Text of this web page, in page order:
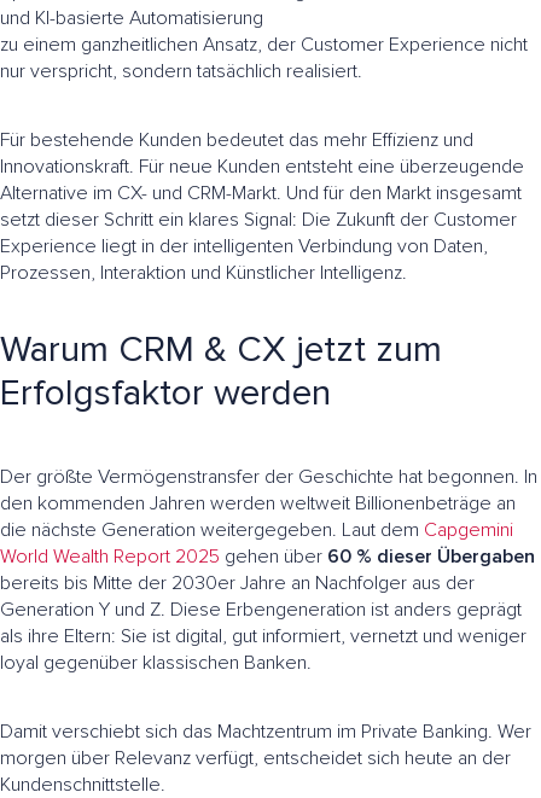
und KI-basierte Automatisierung
zu einem ganzheitlichen Ansatz, der Customer Experience nicht
nur verspricht, sondern tatsächlich realisiert.
Für bestehende Kunden bedeutet das mehr Effizienz und
Innovationskraft. Für neue Kunden entsteht eine überzeugende
Alternative im CX- und CRM-Markt. Und für den Markt insgesamt
setzt dieser Schritt ein klares Signal: Die Zukunft der Customer
Experience liegt in der intelligenten Verbindung von Daten,
Prozessen, Interaktion und Künstlicher Intelligenz.
Warum CRM & CX jetzt zum
Erfolgsfaktor werden
Der größte Vermögenstransfer der Geschichte hat begonnen. In
den kommenden Jahren werden weltweit Billionenbeträge an
die nächste Generation weitergegeben. Laut dem Capgemini
World Wealth Report 2025 gehen über 60 % dieser Übergaben
bereits bis Mitte der 2030er Jahre an Nachfolger aus der
Generation Y und Z. Diese Erbengeneration ist anders geprägt
als ihre Eltern: Sie ist digital, gut informiert, vernetzt und weniger
loyal gegenüber klassischen Banken.
Damit verschiebt sich das Machtzentrum im Private Banking. Wer
morgen über Relevanz verfügt, entscheidet sich heute an der
Kundenschnittstelle.